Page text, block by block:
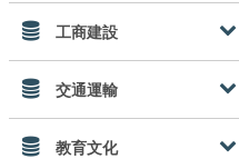
工商建設
交通運輸
教育文化